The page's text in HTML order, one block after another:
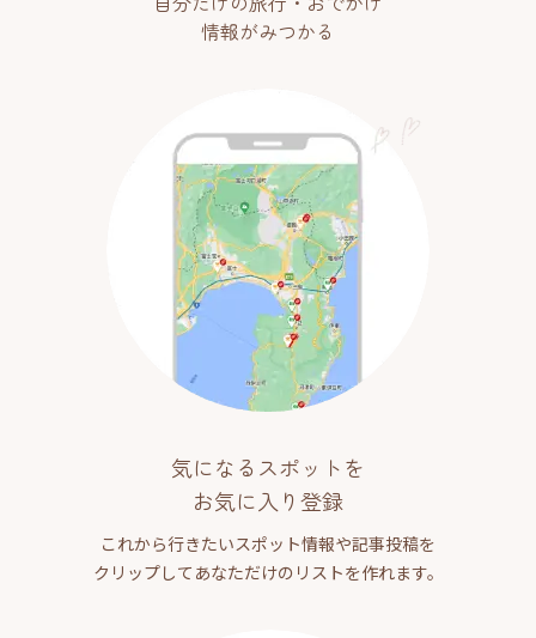
情報がみつかる
気になるスポットを
お気に入り登録
これから行きたいスポット情報や記事投稿を
クリップしてあなただけのリストを作れます。